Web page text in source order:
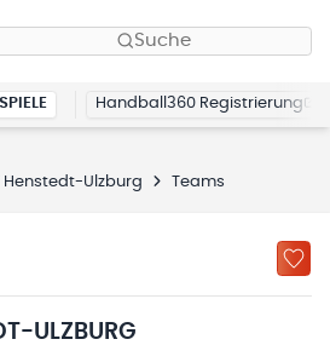
Suche
Handball360 Registrierung
Henstedt-Ulzburg Teams
ULZBURG